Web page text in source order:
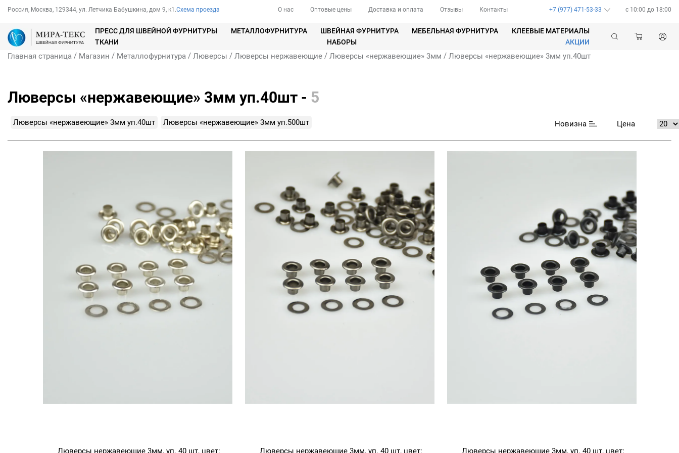
Россия, Москва, 129344, ул. Летчика Бабушкина, дом 9, к1.Схема проезда О нас Оптовые цены Доставка и оплата Отзывы Контакты +7 (977) 471-53-33 c 10:00 до 18:00
ПРЕСС ДЛЯ ШВЕЙНОЙ ФУРНИТУРЫ МЕТАЛЛОФУРНИТУРА ШВЕЙНАЯ ФУРНИТУРА МЕБЕЛЬНАЯ ФУРНИТУРА
КЛЕЕВЫЕ МАТЕРИАЛЫ
ТКАНИ
НАБОРЫ АКЦИИ
Главная страница / Магазин / Металлофурнитура / Люверсы / Люверсы нержавеющие / Люверсы «нержавеющие» 3мм / Люверсы «нержавеющие» 3мм уп.40шт
Люверсы «нержавеющие» 3мм уп.40шт - 5
Люверсы «нержавеющие» 3мм уп.40шт Люверсы «нержавеющие» 3мм уп.500шт Новизна Цена
Люверсы нержавеющие 3мм, уп. 40 шт, цвет:
Люверсы нержавеющие 3мм, уп. 40 шт, цвет:
Люверсы нержавеющие 3мм, уп. 40 шт, цвет: